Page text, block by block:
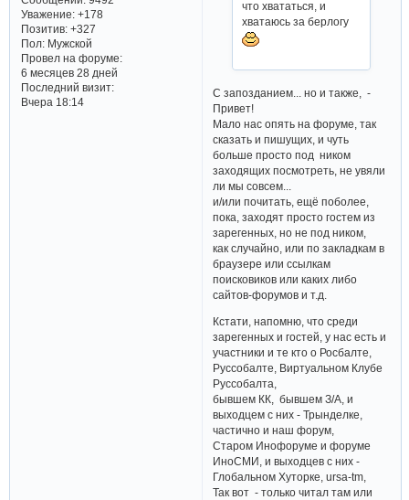
Уважение: +178
Позитив: +327
Пол:Мужской
Провел на форуме:
6 месяцев 28 дней
Последний визит:
Вчера 18:14
что хвататься, и
хватаюсь за берлогу
С запозданием... но и также, -
Привет!
Мало нас опять на форуме, так
сказать и пишущих, и чуть
больше просто под ником
заходящих посмотреть, не увяли
ли мы совсем...
и/или почитать, ещё поболее,
пока, заходят просто гостем из
зарегенных, но не под ником,
как случайно, или по закладкам в
браузере или ссылкам
поисковиков или каких либо
сайтов-форумов и т.д.
Кстати, напомню, что среди
зарегенных и гостей, у нас есть и
участники и те кто о Росбалте,
Руссобалте, Виртуальном Клубе
Руссобалта,
бывшем КК, бывшем З/А, и
выходцем с них - Трынделке,
частично и наш форум,
Старом Инофоруме и форуме
ИноСМИ, и выходцев с них -
Глобальном Хуторке, ursa-tm,
Так вот - только читал там или